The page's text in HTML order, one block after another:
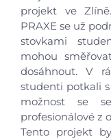
projekt ve
PRAXE se už
stovkami
mohou
dosáhnout. V
studenti potkali
možnost se
profesionálové z
Tento projekt